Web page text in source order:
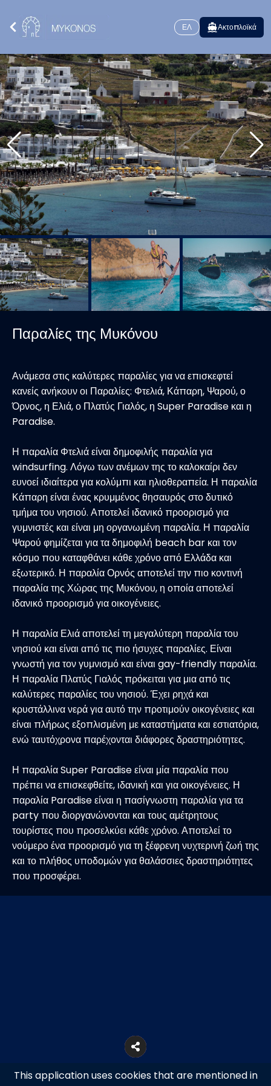
This application uses cookies that are mentioned in
ΕΛ Ακτοπλοϊκά
Παραλίες της Μυκόνου
Ανάμεσα στις καλύτερες παραλίες για να επισκεφτεί
κανείς ανήκουν οι Παραλίες: Φτελιά, Κάπαρη, Ψαρού, ο
Όρνος, η Ελιά, ο Πλατύς Γιαλός, η Super Paradise και η
Paradise.
Η παραλία Φτελιά είναι δημοφιλής παραλία για
windsurfing. Λόγω των ανέμων της το καλοκαίρι δεν
ευνοεί ιδιαίτερα για κολύμπι και ηλιοθεραπεία. Η παραλία
Κάπαρη είναι ένας κρυμμένος θησαυρός στο δυτικό
τμήμα του νησιού. Αποτελεί ιδανικό προορισμό για
γυμνιστές και είναι μη οργανωμένη παραλία. Η παραλία
Ψαρού φημίζεται για τα δημοφιλή beach bar και τον
κόσμο που καταφθάνει κάθε χρόνο από Ελλάδα και
εξωτερικό. Η παραλία Ορνός αποτελεί την πιο κοντινή
παραλία της Χώρας της Μυκόνου, η οποία αποτελεί
ιδανικό προορισμό για οικογένειες.
Η παραλία Ελιά αποτελεί τη μεγαλύτερη παραλία του
νησιού και είναι από τις πιο ήσυχες παραλίες. Είναι
γνωστή για τον γυμνισμό και είναι gay-friendly παραλία.
Η παραλία Πλατύς Γιαλός πρόκειται για μια από τις
καλύτερες παραλίες του νησιού. Έχει ρηχά και
κρυστάλλινα νερά για αυτό την προτιμούν οικογένειες και
είναι πλήρως εξοπλισμένη με καταστήματα και εστιατόρια,
ενώ ταυτόχρονα παρέχονται διάφορες δραστηριότητες.
Η παραλία Super Paradise είναι μία παραλία που
πρέπει να επισκεφθείτε, ιδανική και για οικογένειες. Η
παραλία Paradise είναι η πασίγνωστη παραλία για τα
party που διοργανώνονται και τους αμέτρητους
τουρίστες που προσελκύει κάθε χρόνο. Αποτελεί το
νούμερο ένα προορισμό για τη ξέφρενη νυχτερινή ζωή της
και το πλήθος υποδομών για θαλάσσιες δραστηριότητες
που προσφέρει.